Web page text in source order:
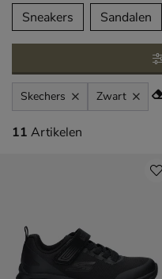
over
Sneakers Sandalen
Skechers Zwart
11 artikelen
11 Artikelen